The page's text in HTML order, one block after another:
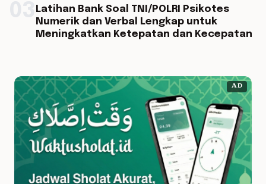
Latihan Bank Soal TNI/POLRI Psikotes
Numerik dan Verbal Lengkap untuk
Meningkatkan Ketepatan dan Kecepatan
AD